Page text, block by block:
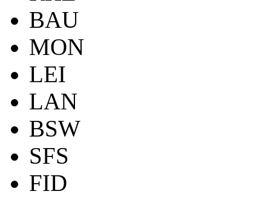
BAU
MON
LEI
LAN
BSW
SFS
FID